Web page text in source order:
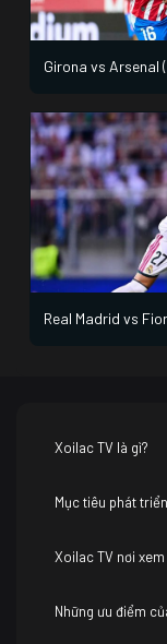
Girona vs Arsenal
Real Madrid vs
Xoilac TV là gì?
Mục tiêu phát
Xoilac TV nơi
Những ưu điểm